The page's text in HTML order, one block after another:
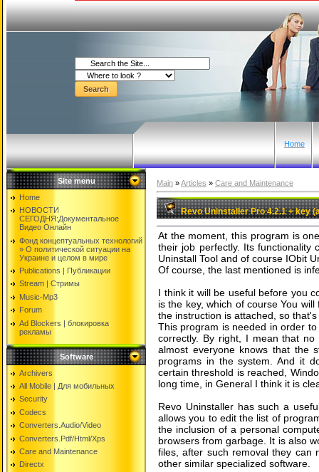
Home
Site menu
Home
НОВОСТИ
СЕГОДНЯ:Документальнoе
Видео Oнлайн
Фонд концептуальных технологий
» O политической ситуации на
Украине и целом в мире
Publications | Публикации
Stream | Стримы
Music-Mp3
Forum
Ad Blockers | блокировкa
рекламы
Software
Archivers
All Mobile | Для мобильных
Security
Codecs
Converters.Audio/Video
Converters.Pdf/Html/Xps
Care and Maintenance
Directx
Main »Articles » Care and Maintenance
Revo Uninstaller Pro 4.2.1 + key
At the moment, this program is
their job perfectly. Its functionality
Uninstall Tool and of course IObit
Of course, the last mentioned is
I think it will be useful before you
is the key, which of course You
the instruction is attached, so
This program is needed in order
correctly. By right, I mean that
almost everyone knows that the
programs in the system. And it
certain threshold is reached,
long time, in General I think it is
Revo Uninstaller has such a
allows you to edit the list of
the inclusion of a personal
browsers from garbage. It is also
files, after such removal they can
other similar specialized software.